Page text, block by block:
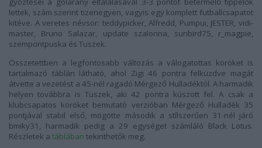
lettek, szám szerint tizenegyen, vagyis egy komplett futballcsapatot
kitéve. A veretes névsor: teddypicker, Alfredd, Pumpui, JESTER, vidi-
master, Bruno Salazar, update szalonna, sunbird75, r_magpie,
szempontpuska és Tuszek.
Összetettben a legfontosabb változás a válogatottas köröket is
tartalmazó táblán látható, ahol Zigi46 pontra felküzdve magát
átvette a vezetést a 45-nél ragadó Mérgező Hulladéktól. A harmadik
helyen továbbra is Tuszek, aki 42 pontra kúszott fel. A csak a
klubcsapatos köröket bemutató verzióban Mérgező Hulladék 35
pontjával stabil első, mögötte második a stílszerűen 31-nél járó
bmiky31, harmadik pedig a 29 egységet számláló Black Lotus.
Részletek a táblában tekinthetők meg.